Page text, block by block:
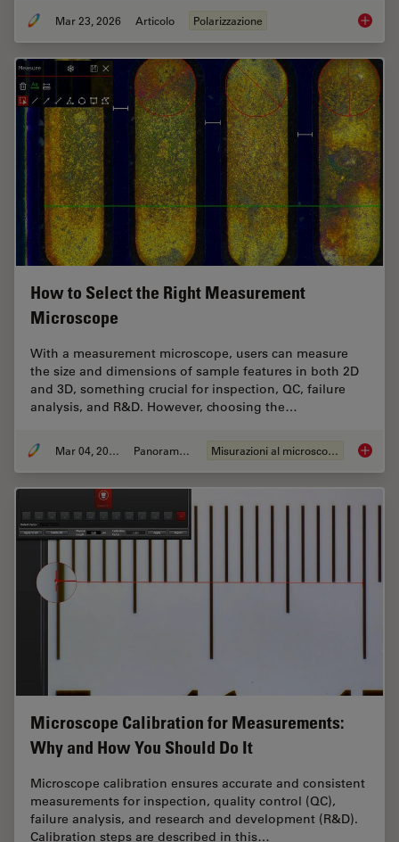
Mar 23, 2026 Articolo Polarizzazione
How to Select the Right Measurement
Microscope
With a measurement microscope, users can measure
the size and dimensions of sample features in both 2D
and 3D, something crucial for inspection, QC, failure
analysis, and R&D. However, choosing the…
Mar 04, 2026 Panoramica Misurazioni al microscopio How to
Microscope Calibration for Measurements:
Why and How You Should Do It
Microscope calibration ensures accurate and consistent
measurements for inspection, quality control (QC),
failure analysis, and research and development (R&D).
Calibration steps are described in this…